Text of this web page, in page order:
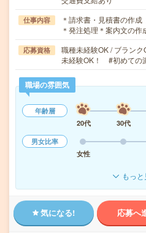
仕事内容
＊請求書・見積書の作
＊発注処理＊案内文の
応募資格
職種未経験OK / ブラン
未経験OK！ #初めての
職場の雰囲気
年齢層
20代
30代
男女比率
女性
もっ
気になる! 応募へ